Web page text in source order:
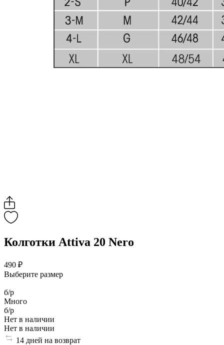
Колготки Attiva 20 Nero
490 ₽
Выберите размер
б/р
Много
б/р
Нет в наличии
Нет в наличии
14 дней на возврат